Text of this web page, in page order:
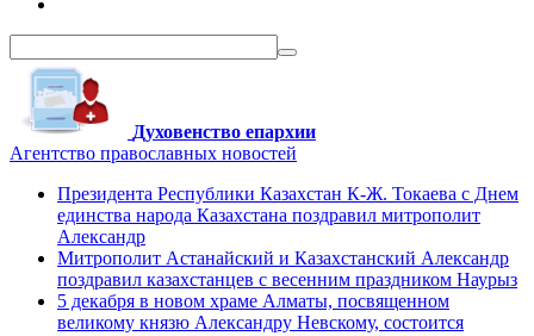
Духовенство епархии
Агентство православных новостей
Президента Республики Казахстан К-Ж. Токаева с Днем
единства народа Казахстана поздравил митрополит
Александр
Митрополит Астанайский и Казахстанский Александр
поздравил казахстанцев с весенним праздником Наурыз
5 декабря в новом храме Алматы, посвященном
великому князю Александру Невскому, состоится